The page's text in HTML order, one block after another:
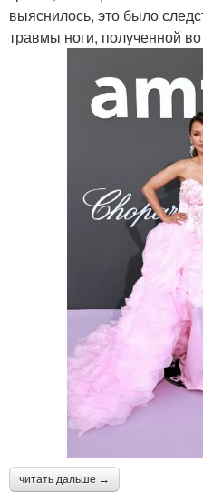
выяснилось, это было
травмы ноги, полученной
читать дальше →